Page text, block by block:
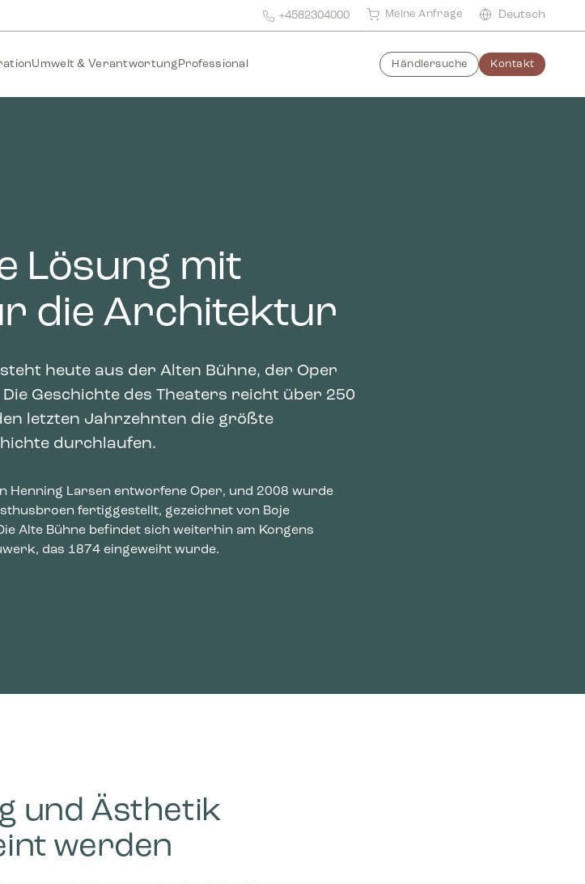
+4582304000 Meine Anfrage Deutsch
Umwelt & Verantwortung Professional Händlersuche Kontakt
Lösung mit
die Architektur
heute aus der Alten Bühne, der Oper
Geschichte des Theaters reicht über 250
letzten Jahrzehnten die größte
durchlaufen.
Henning Larsen entworfene Oper, und 2008 wurde
fertiggestellt, gezeichnet von Boje
Alte Bühne befindet sich weiterhin am Kongens
das 1874 eingeweiht wurde.
und Ästhetik
werden